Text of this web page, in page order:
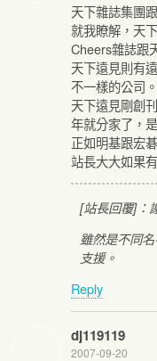
天下雜誌集團
就我瞭解，天
Cheers雜誌跟
天下遠見則有
不一樣的公司。
天下遠見剛創
年就分家了，
正如明基跟宏
站長大大如果
[站長回覆]
雖然是不同
支援。
Reply
dj119119
2007-09-20